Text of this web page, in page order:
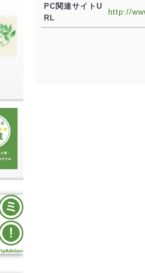
PC関連サイトU
RL
http://